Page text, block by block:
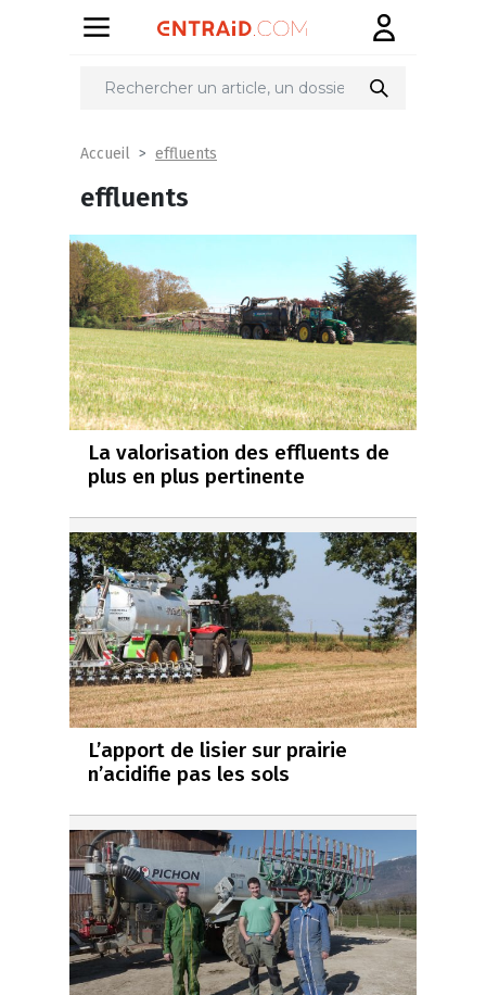
Accueil effluents
effluents
La valorisation des effluents de
plus en plus pertinente
L’apport de lisier sur prairie
n’acidifie pas les sols